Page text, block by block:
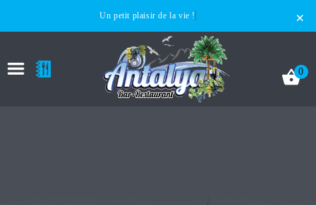
×
Un petit plaisir de la vie !
0